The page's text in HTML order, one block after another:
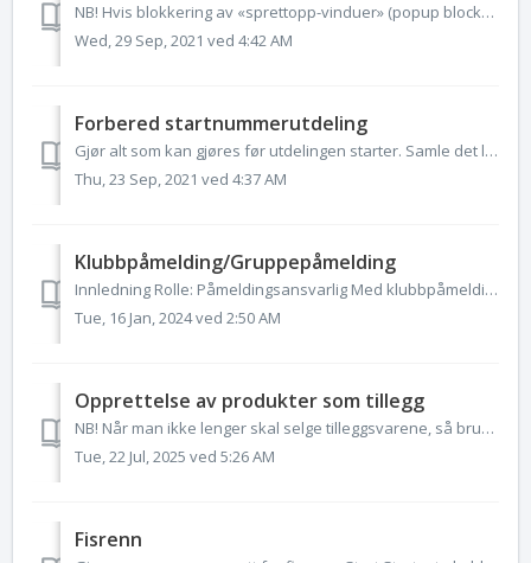
NB! Hvis blokkering av «sprettopp-vinduer» (popup blocker) står på i nettleseren din vil ikke utskrifter komme opp. Du vil da få en advarsel fra nettlesere...
Wed, 29 Sep, 2021 ved 4:42 AM
Forbered startnummerutdeling
Gjør alt som kan gjøres før utdelingen starter. Samle det løper/rytter skal ha i pose eller konvolutt merket med startnummer og legg dem slik at de lett kan...
Thu, 23 Sep, 2021 ved 4:37 AM
Klubbpåmelding/Gruppepåmelding
Innledning Rolle: Påmeldingsansvarlig Med klubbpåmeldings funksjonen kan påmeldingsansvarlig i klubben raskt og enkelt melde på sine aktive utøvere til sy...
Tue, 16 Jan, 2024 ved 2:50 AM
Opprettelse av produkter som tillegg
NB! Når man ikke lenger skal selge tilleggsvarene, så bruk varelager og sett max antall, ikke sett utgått dato på tilleggsprodukter I fanen Webpåmelding...
Tue, 22 Jul, 2025 ved 5:26 AM
Fisrenn